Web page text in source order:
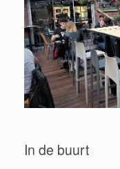
In de buurt